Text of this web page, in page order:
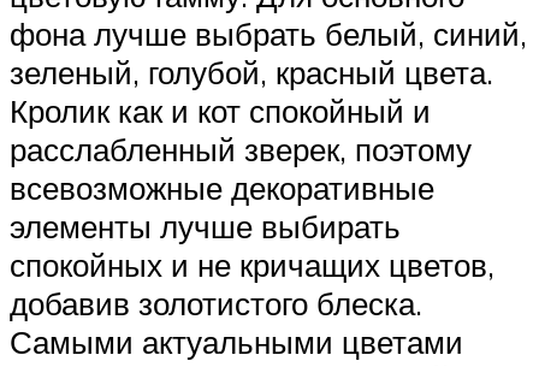
фона лучше выбрать белый, синий,
зеленый, голубой, красный цвета.
Кролик как и кот спокойный и
расслабленный зверек, поэтому
всевозможные декоративные
элементы лучше выбирать
спокойных и не кричащих цветов,
добавив золотистого блеска.
Самыми актуальными цветами